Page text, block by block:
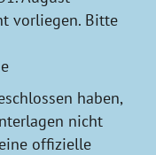
vorliegen. Bitte
haben,
nicht
offizielle